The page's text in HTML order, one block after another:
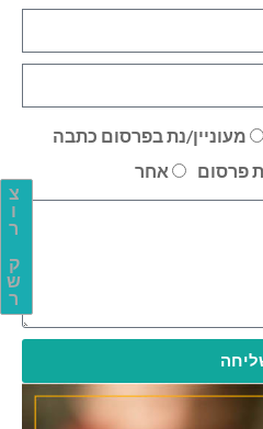
צ
ו
ר
ק
ש
ר
מעוניין/נת בפרסום כתבה
פרסום
אחר